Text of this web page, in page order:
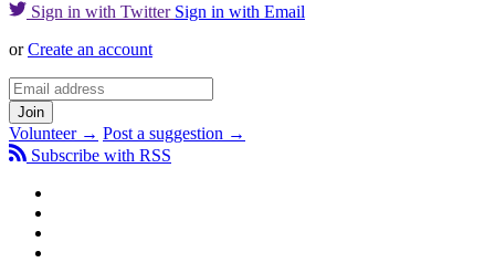
Sign in with Twitter Sign in with Email
orCreate an account
Volunteer → Post a suggestion →
Subscribe with RSS